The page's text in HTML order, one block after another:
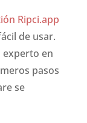
Ripci.app
de usar.
experto en
pasos
se